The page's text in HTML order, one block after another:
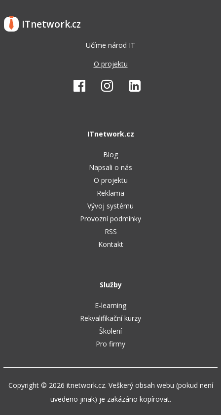
ITnetwork.cz
Učíme národ IT
O projektu
ITnetwork.cz
Blog
Napsali o nás
O projektu
Reklama
Vývoj systému
Provozní podmínky
RSS
Kontakt
Služby
E-learning
Rekvalifikační kurzy
Školení
Pro firmy
Copyright © 2026 itnetwork.cz. Veškerý obsah webu (pokud není
uvedeno jinak) je zakázáno kopírovat.